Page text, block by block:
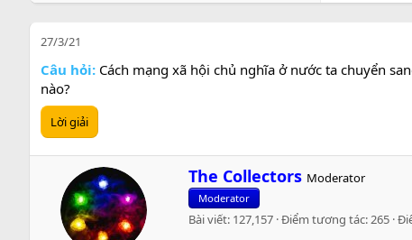
27/3/21
Câu hỏi: Cách mạng xã hội chủ nghĩa ở nước ta chuyển
nào?
Lời giải
W
r
i
t
The Collectors Moderator
Moderator
Bài viết 127,157 Điểm tương tác 265